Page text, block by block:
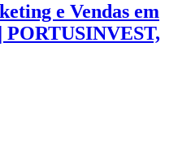
e Vendas em
PORTUSINVEST,